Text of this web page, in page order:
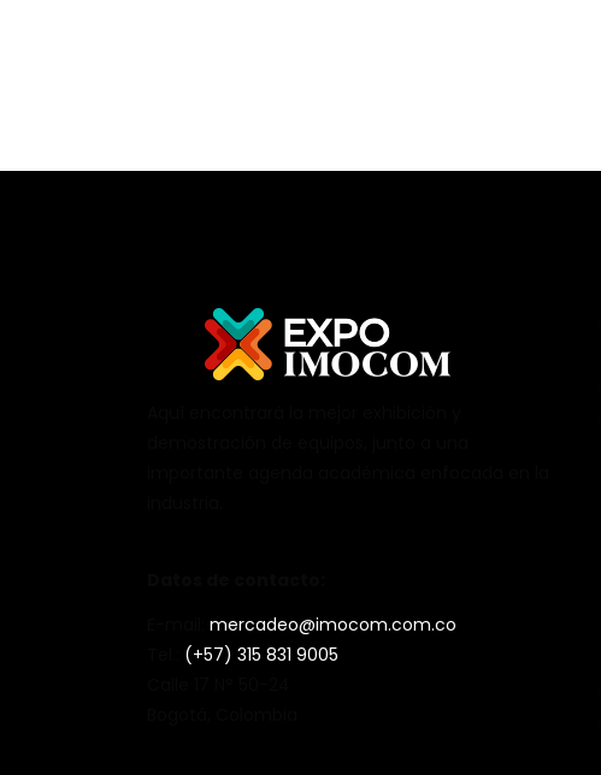
mercadeo@imocom.com.co
(+57) 315 831 9005